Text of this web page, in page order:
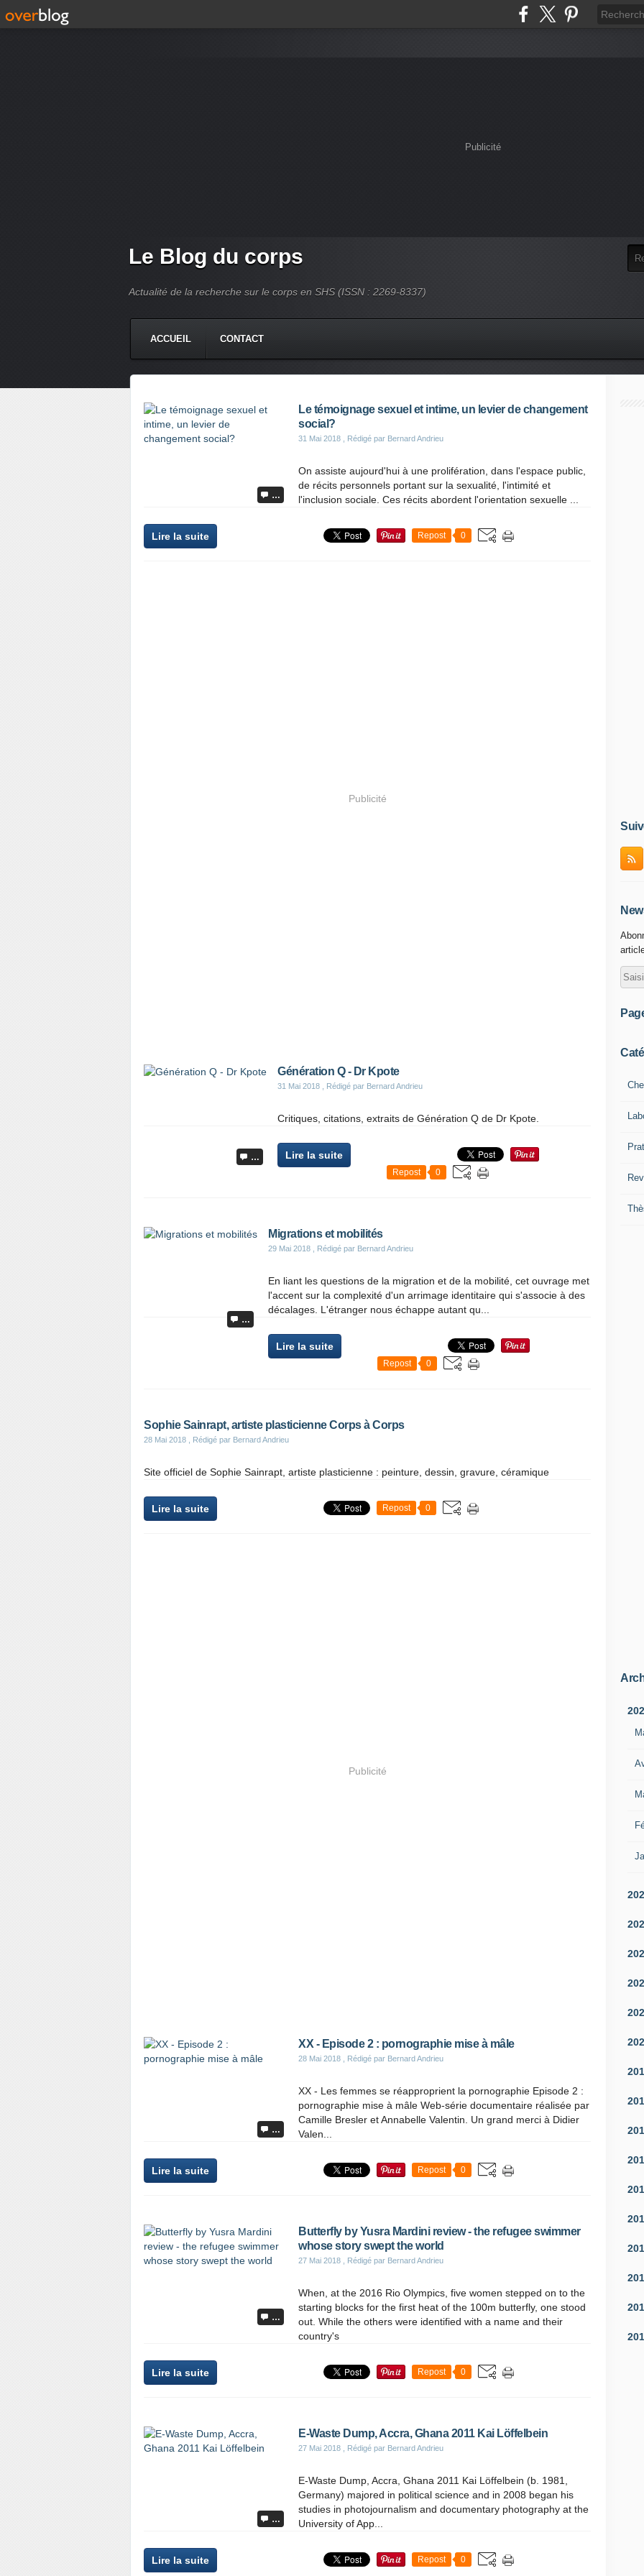
Publicité
Le Blog du corps
Actualité de la recherche sur le corps en SHS (ISSN : 2269-8337)
ACCUEIL CONTACT
…
Le témoignage sexuel et intime, un levier de changement
social?
31 Mai 2018 , Rédigé par Bernard Andrieu
On assiste aujourd'hui à une prolifération, dans l'espace public,
de récits personnels portant sur la sexualité, l'intimité et
l'inclusion sociale. Ces récits abordent l'orientation sexuelle ...
Lire la suite Repost 0
Publicité
…
Génération Q - Dr Kpote
31 Mai 2018 , Rédigé par Bernard Andrieu
Critiques, citations, extraits de Génération Q de Dr Kpote.
Lire la suite
Repost 0
…
Migrations et mobilités
29 Mai 2018 , Rédigé par Bernard Andrieu
En liant les questions de la migration et de la mobilité, cet ouvrage met
l'accent sur la complexité d'un arrimage identitaire qui s'associe à des
décalages. L'étranger nous échappe autant qu...
Lire la suite
Repost 0
Sophie Sainrapt, artiste plasticienne Corps à Corps
28 Mai 2018 , Rédigé par Bernard Andrieu
Site officiel de Sophie Sainrapt, artiste plasticienne : peinture, dessin, gravure, céramique
Lire la suite Repost 0
Publicité
…
XX - Episode 2 : pornographie mise à mâle
28 Mai 2018 , Rédigé par Bernard Andrieu
XX - Les femmes se réapproprient la pornographie Episode 2 :
pornographie mise à mâle Web-série documentaire réalisée par
Camille Bresler et Annabelle Valentin. Un grand merci à Didier
Valen...
Lire la suite Repost 0
…
Butterfly by Yusra Mardini review - the refugee swimmer
whose story swept the world
27 Mai 2018 , Rédigé par Bernard Andrieu
When, at the 2016 Rio Olympics, five women stepped on to the
starting blocks for the first heat of the 100m butterfly, one stood
out. While the others were identified with a name and their
country's
Lire la suite Repost 0
…
E-Waste Dump, Accra, Ghana 2011 Kai Löffelbein
27 Mai 2018 , Rédigé par Bernard Andrieu
E-Waste Dump, Accra, Ghana 2011 Kai Löffelbein (b. 1981,
Germany) majored in political science and in 2008 began his
studies in photojournalism and documentary photography at the
University of App...
Lire la suite Repost 0